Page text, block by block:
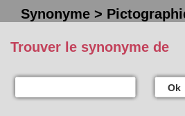
Synonyme >
Trouver le synonyme de
Ok